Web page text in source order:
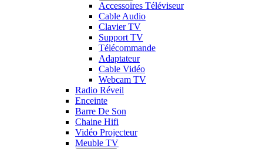
Accessoires Téléviseur
Cable Audio
Clavier TV
Support TV
Télécommande
Adaptateur
Cable Vidéo
Webcam TV
Radio Réveil
Enceinte
Barre De Son
Chaine Hifi
Vidéo Projecteur
Meuble TV